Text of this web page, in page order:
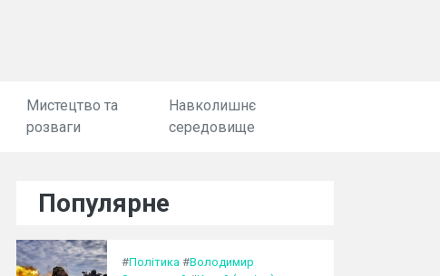
Мистецтво та
розваги
Навколишнє
середовище
Популярне
#Політика #Володимир